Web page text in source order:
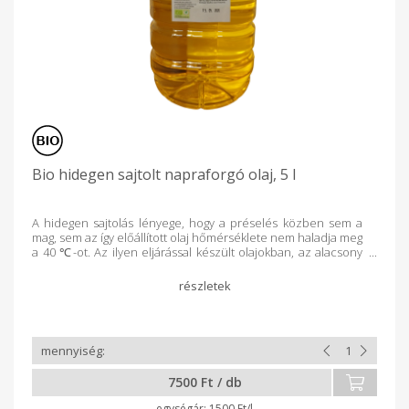
Bio hidegen sajtolt napraforgó olaj, 5 l
A hidegen sajtolás lényege, hogy a préselés közben sem a
mag, sem az így előállított olaj hőmérséklete nem haladja meg
a 40 ℃-ot. Az ilyen eljárással készült olajokban, az alacsony
vitaminok, ásványianyagok és az omega-zsírsavak. A hidegen
sajtolt napraforgó olaj bővelkedik E és C vitaminban valamint
többszörösen telítetlen zsírsavak miatt, csökkenti a szív- és
érrendszeri megbetegedések kockázatát és a koleszterin
szintet is. Az előállítás során nem használunk oldószereket,
sem egyéb kémiai szereket, csakis mechanikus szűrést
alkalmazunk, hogy tisztává varázsoljuk olajainkat. Kitűnően
7500 Ft / db